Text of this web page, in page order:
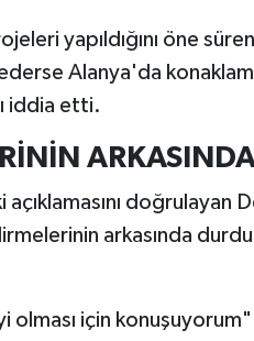
yapıldığını öne süren
Alanya'da
iddia etti.
doğrulayan
arkasında
olması için konuşuyorum"